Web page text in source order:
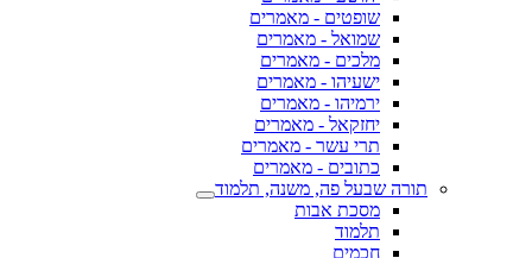
שופטים - מאמרים
שמואל - מאמרים
מלכים - מאמרים
ישעיהו - מאמרים
ירמיהו - מאמרים
יחזקאל - מאמרים
תרי עשר - מאמרים
כתובים - מאמרים
תורה שבעל פה, משנה, תלמוד
מסכת אבות
תלמוד
חכמים